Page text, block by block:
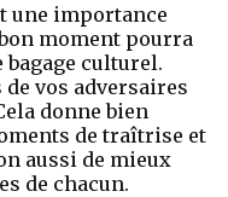
une importance
moment pourra
culturel.
vos adversaires
donne bien
de traîtrise et
aussi de mieux
de chacun.